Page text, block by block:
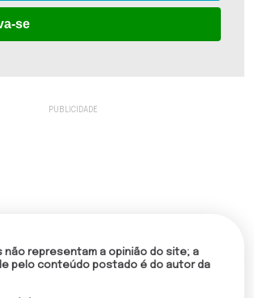
se
não representam a opinião do site; a
pelo conteúdo postado é do autor da